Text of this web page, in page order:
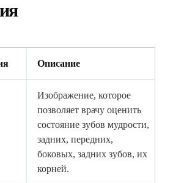
Описание
Изображение, которое
позволяет врачу оценить
состояние зубов мудрости,
задних, передних,
боковых, задних зубов, их
корней.